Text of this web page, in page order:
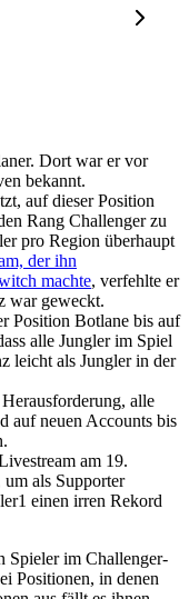
Dort war er vor
bekannt.
auf dieser Position
Rang Challenger zu
pro Region überhaupt
der ihn
machte, verfehlte er
war geweckt.
Position Botlane bis auf
alle Jungler im Spiel
leicht als Jungler in der
alle
auf neuen Accounts bis
am 19.
um als Supporter
einen irren Rekord
Spieler im Challenger-
Positionen, in denen